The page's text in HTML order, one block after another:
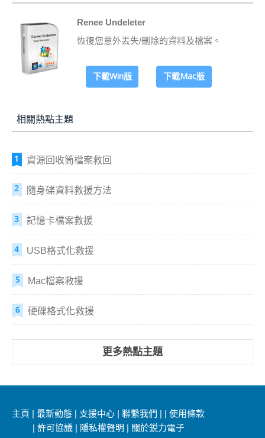
Renee Undeleter
恢復您意外丟失/刪除的資料及檔案。
下載Win版 下載Mac版
相關熱點主題
資源回收筒檔案救回
隨身碟資料救援方法
記憶卡檔案救援
USB格式化救援
Mac檔案救援
硬碟格式化救援
更多熱點主題
主頁 |最新動態 | 支援中心 |聯繫我們 | |使用條款
| 許可協議| 隱私權聲明 | 關於鋭力電子